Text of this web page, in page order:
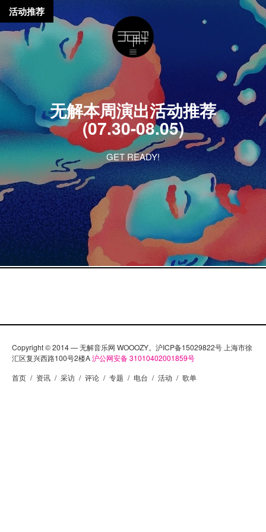
无解本周演出活动推荐
(07.30-08.05)
GET READY!
活动推荐
Copyright © 2014 — 无解音乐网 WOOOZY。沪ICP备15029822号 上海市徐
汇区复兴西路100号2楼A沪公网安备 31010402001859号
首页 / 资讯 / 采访 / 评论 / 专题 / 电台 / 活动 / 歌单